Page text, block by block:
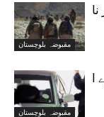
مقبوضہ بلوچستان
مقبوضہ بلوچستان